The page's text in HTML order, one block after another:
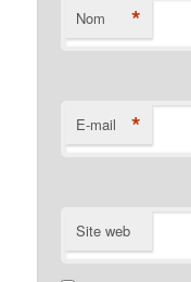
Nom *
E-mail *
Site web